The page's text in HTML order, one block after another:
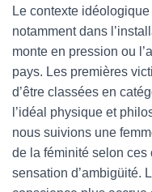
Le contexte
notamment dans
monte en pression ou
pays. Les premières
d’être classées en
l’idéal physique et
nous suivions une
de la féminité selon ces
sensation d’ambigüité.